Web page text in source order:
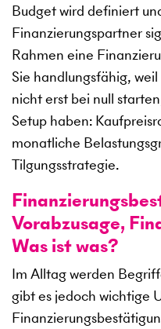
Budget wird definiert
Finanzierungspartner
Rahmen eine
Sie handlungsfähig,
nicht erst bei null
Setup haben:
monatliche
Tilgungsstrategie.
Vorabzusage,
Was ist was?
Im Alltag werden
gibt es jedoch wichtige